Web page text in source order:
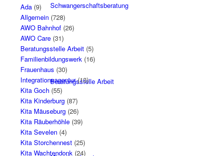
Schwangerschaftsberatung
Beratungsstelle Arbeit
Ada(9)
Allgemein(728)
AWO Bahnhof(26)
AWO Care(31)
Beratungsstelle Arbeit(5)
Familienbildungswerk(16)
Frauenhaus (30)
Integrationsagentur(13)
Kita Goch(55)
Kita Kinderburg(87)
Kita Mäuseburg(26)
Kita Räuberhöhle(39)
Kita Sevelen(4)
Kita Storchennest(25)
Kita Wachtendonk(24)